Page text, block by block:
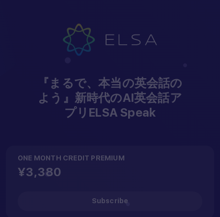
『まるで、本当の英会話の
よう』新時代のAI英会話ア
プリELSA Speak
ONE MONTH CREDIT PREMIUM
¥3,380
Subscribe
Hey...
below to download our